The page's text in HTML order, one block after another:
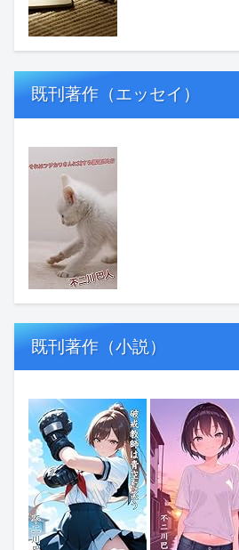
既刊著作（エッセイ）
既刊著作（小説）